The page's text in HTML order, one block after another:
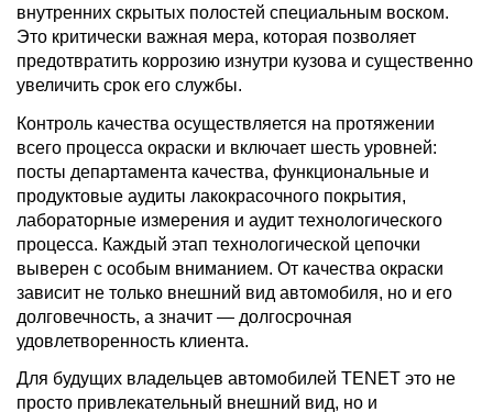
внутренних скрытых полостей специальным воском.
Это критически важная мера, которая позволяет
предотвратить коррозию изнутри кузова и существенно
увеличить срок его службы.
Контроль качества осуществляется на протяжении
всего процесса окраски и включает шесть уровней:
посты департамента качества, функциональные и
продуктовые аудиты лакокрасочного покрытия,
лабораторные измерения и аудит технологического
процесса. Каждый этап технологической цепочки
выверен с особым вниманием. От качества окраски
зависит не только внешний вид автомобиля, но и его
долговечность, а значит — долгосрочная
удовлетворенность клиента.
Для будущих владельцев автомобилей TENET это не
просто привлекательный внешний вид, но и